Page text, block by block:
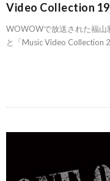
Video Collection
WOWOWで放送された福山
と「Music Video Collection